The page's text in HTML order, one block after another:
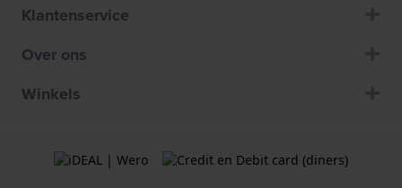
Klantenservice
Over ons
Winkels